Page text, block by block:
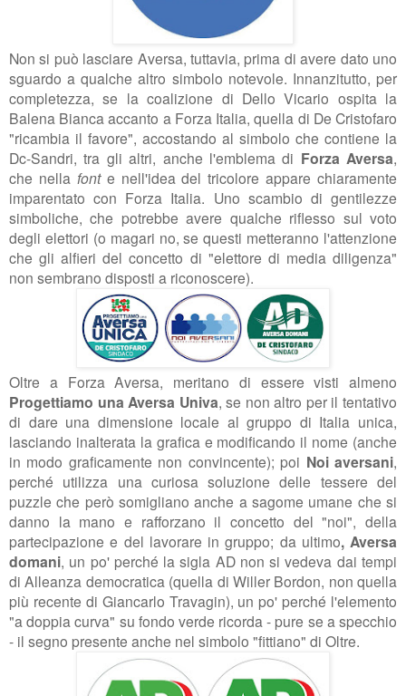
Non si può lasciare Aversa, tuttavia, prima di avere dato uno
sguardo a qualche altro simbolo notevole. Innanzitutto, per
completezza, se la coalizione di Dello Vicario ospita la
Balena Bianca accanto a Forza Italia, quella di De Cristofaro
"ricambia il favore", accostando al simbolo che contiene la
Dc-Sandri, tra gli altri, anche l'emblema di Forza Aversa,
che nella fonte nell'idea del tricolore appare chiaramente
imparentato con Forza Italia. Uno scambio di gentilezze
simboliche, che potrebbe avere qualche riflesso sul voto
degli elettori (o magari no, se questi metteranno l'attenzione
che gli alfieri del concetto di "elettore di media diligenza"
non sembrano disposti a riconoscere).
Oltre a Forza Aversa, meritano di essere visti almeno
Progettiamo una Aversa Univa, se non altro per il tentativo
di dare una dimensione locale al gruppo di Italia unica,
lasciando inalterata la grafica e modificando il nome (anche
in modo graficamente non convincente); poi Noi aversani,
perché utilizza una curiosa soluzione delle tessere del
puzzle che però somigliano anche a sagome umane che si
danno la mano e rafforzano il concetto del "noi", della
partecipazione e del lavorare in gruppo; da ultimo, Aversa
domani, un po' perché la sigla AD non si vedeva dai tempi
di Alleanza democratica (quella di Willer Bordon, non quella
più recente di Giancarlo Travagin), un po' perché l'elemento
"a doppia curva" su fondo verde ricorda - pure se a specchio
- il segno presente anche nel simbolo "fittiano" di Oltre.